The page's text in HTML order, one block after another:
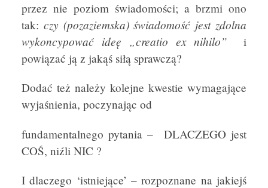
przez nie poziom świadomości; a brzmi ono
tak: czy (pozaziemska) świadomość jest zdolna
wykoncypować ideę „creatio ex nihilo”i
powiązać ją z jakąś siłą sprawczą?
Dodać też należy kolejne kwestie wymagające
wyjaśnienia, poczynając od
fundamentalnego pytania – DLACZEGO jest
COŚ, niźli NIC ?
I dlaczego ‘istniejące’ – rozpoznane na jakiejś